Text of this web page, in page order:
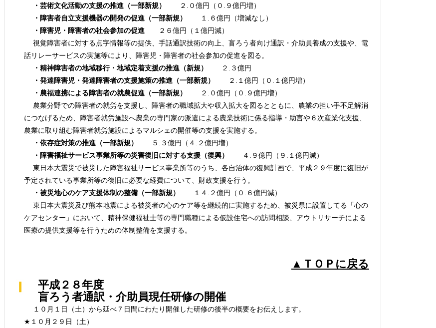
・芸術文化活動の支援の推進（一部新規）
２.０億円（０.９億円増）
・障害者自立支援機器の開発の促進（一部新規）
１.６億円（増減なし）
・障害児・障害者の社会参加の促進 ２６億円（１億円減）
視覚障害者に対する点字情報等の提供、手話通訳技術の向上、盲ろう者向け通訳・介助員養成の支援や、電
話リレーサービスの実施等により、障害児・障害者の社会参加の促進を図る。
・精神障害者の地域移行・地域定着支援の推進（新規）
２.３億円
・発達障害児・発達障害者の支援施策の推進（一部新規）
２.１億円（０.１億円増）
・農福連携による障害者の就農促進（一部新規）
２.０億円（０.９億円増）
農業分野での障害者の就労を支援し、障害者の職域拡大や収入拡大を図るとともに、農業の担い手不足解消
につなげるため、障害者就労施設へ農業の専門家の派遣による農業技術に係る指導・助言や６次産業化支援、
農業に取り組む障害者就労施設によるマルシェの開催等の支援を実施する。
・依存症対策の推進（一部新規）
５.３億円（４.２億円増）
・障害福祉サービス事業所等の災害復旧に対する支援（復興）
４.９億円（９.１億円減）
東日本大震災で被災した障害福祉サービス事業所等のうち、各自治体の復興計画で、平成２９年度に復旧が
予定されている事業所等の復旧に必要な経費について、財政支援を行う。
・被災地心のケア支援体制の整備（一部新規）
１４.２億円（０.６億円減）
東日本大震災及び熊本地震による被災者の心のケア等を継続的に実施するため、被災県に設置してる「心の
ケアセンター」において、精神保健福祉士等の専門職種による仮設住宅への訪問相談、アウトリサーチによる
医療の提供支援等を行うための体制整備を支援する。
▲ＴＯＰに戻る
平成２８年度
盲ろう者通訳・介助員現任研修の開催
１０月１日（土）から延べ７日間にわたり開催した研修の後半の概要をお伝えします。
★１０月２９日（土）